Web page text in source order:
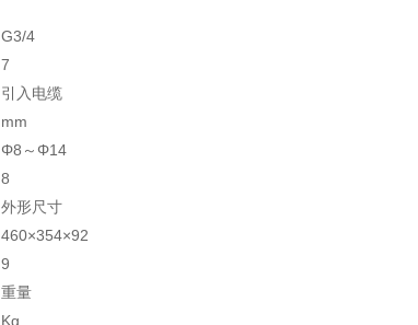
G3/4
7
引入电缆
mm
Φ8～Φ14
8
外形尺寸
460×354×92
9
重量
Kg